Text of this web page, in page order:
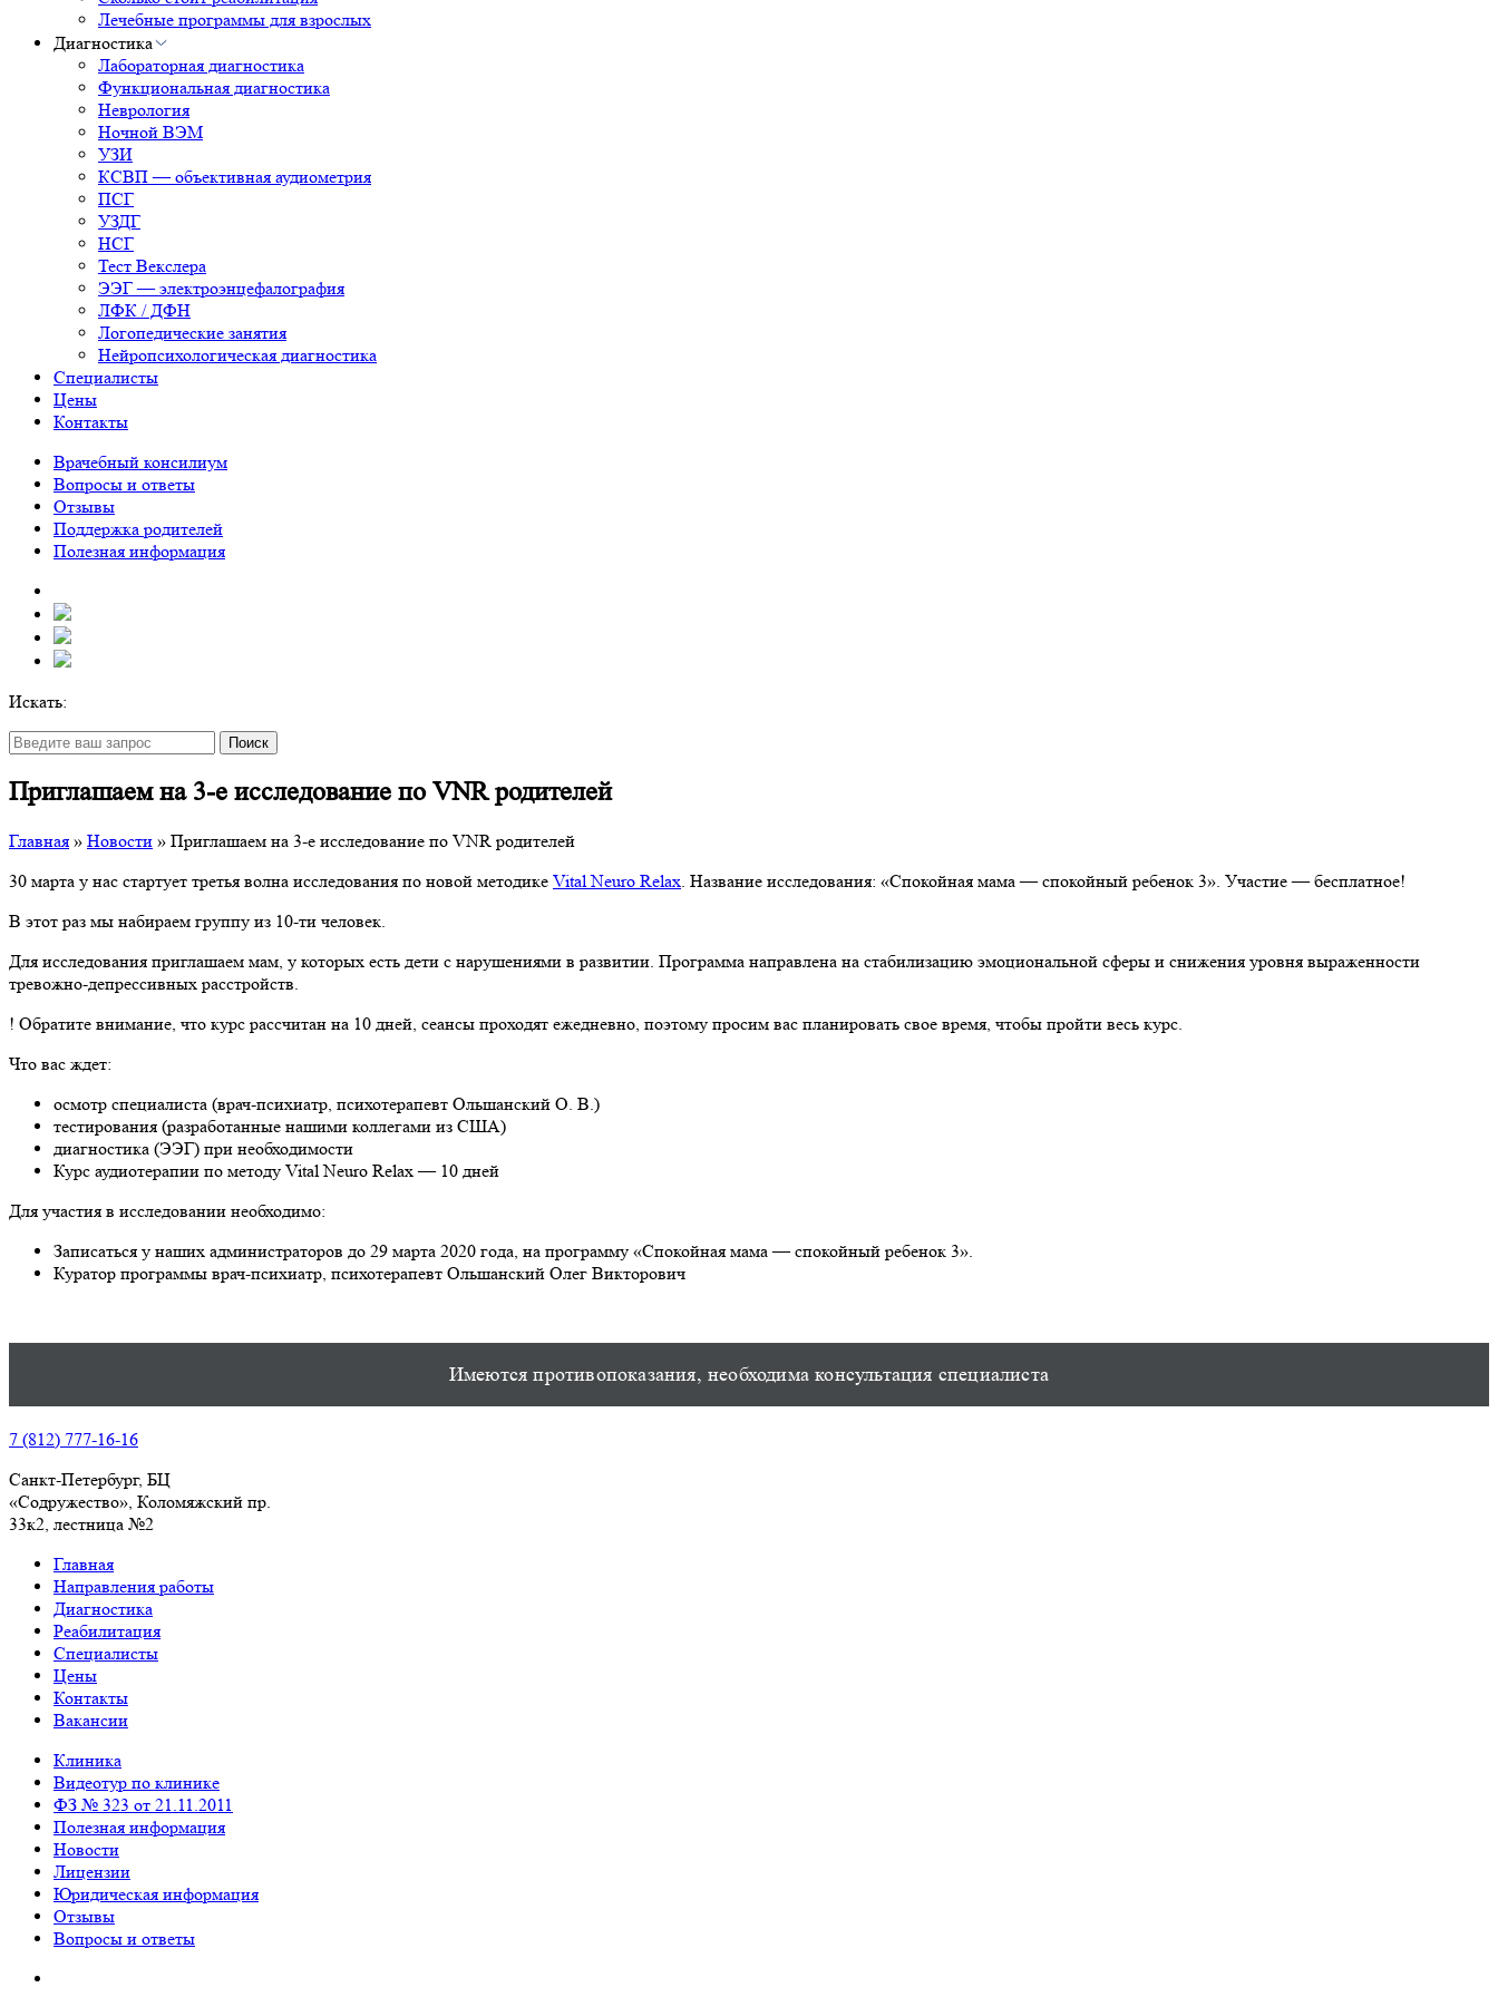
Лечебные программы для взрослых
Диагностика
Лабораторная диагностика
Функциональная диагностика
Неврология
Ночной ВЭМ
УЗИ
КСВП — объективная аудиометрия
ПСГ
УЗДГ
НСГ
Тест Векслера
ЭЭГ — электроэнцефалография
ЛФК / ДФН
Логопедические занятия
Нейропсихологическая диагностика
Специалисты
Цены
Контакты
Врачебный консилиум
Вопросы и ответы
Отзывы
Поддержка родителей
Полезная информация
Искать:
Поиск
Приглашаем на 3-е исследование по VNR родителей
Главная » Новости » Приглашаем на 3-е исследование по VNR родителей
30 марта у нас стартует третья волна исследования по новой методике Vital Neuro Relax. Название исследования: «Спокойная мама — спокойный ребенок 3». Участие — бесплатное!
В этот раз мы набираем группу из 10-ти человек.
Для исследования приглашаем мам, у которых есть дети с нарушениями в развитии. Программа направлена на стабилизацию эмоциональной сферы и снижения уровня выраженности
тревожно-депрессивных расстройств.
! Обратите внимание, что курс рассчитан на 10 дней, сеансы проходят ежедневно, поэтому просим вас планировать свое время, чтобы пройти весь курс.
Что вас ждет:
осмотр специалиста (врач-психиатр, психотерапевт Ольшанский О. В.)
тестирования (разработанные нашими коллегами из США)
диагностика (ЭЭГ) при необходимости
Курс аудиотерапии по методу Vital Neuro Relax — 10 дней
Для участия в исследовании необходимо:
Записаться у наших администраторов до 29 марта 2020 года, на программу «Спокойная мама — спокойный ребенок 3».
Куратор программы врач-психиатр, психотерапевт Ольшанский Олег Викторович
Имеются противопоказания, необходима консультация специалиста
7 (812) 777-16-16
Санкт-Петербург, БЦ
«Содружество», Колoмяжский пр.
33к2, лестница №2
Главная
Направления работы
Диагностика
Реабилитация
Специалисты
Цены
Контакты
Вакансии
Клиника
Видеотур по клинике
ФЗ № 323 от 21.11.2011
Полезная информация
Новости
Лицензии
Юридическая информация
Отзывы
Вопросы и ответы